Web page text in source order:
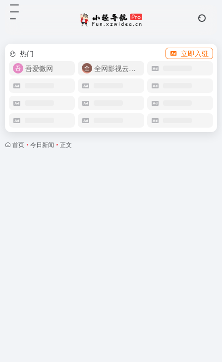
热门
立即入驻
吾爱微网
全网影视云盘资源
首页 • 今日新闻 • 正文